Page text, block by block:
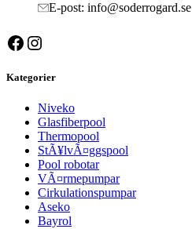
E-post: info@soderrogard.se
Facebook
Instagram
Kategorier
Niveko
Glasfiberpool
Thermopool
StÃ¥lvÃ¤ggspool
Pool robotar
VÃ¤rmepumpar
Cirkulationspumpar
Aseko
Bayrol